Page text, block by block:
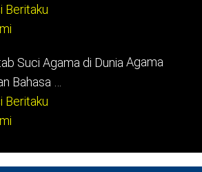
Beritaku
Agama
Bahasa …
Beritaku